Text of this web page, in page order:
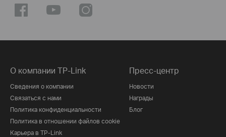
О компании TP-Link
Сведения о компании
Связаться с нами
Политика конфиденциальности
Политика в отношении файлов cookie
Карьера в TP-Link
Пресс-центр
Новости
Награды
Блог